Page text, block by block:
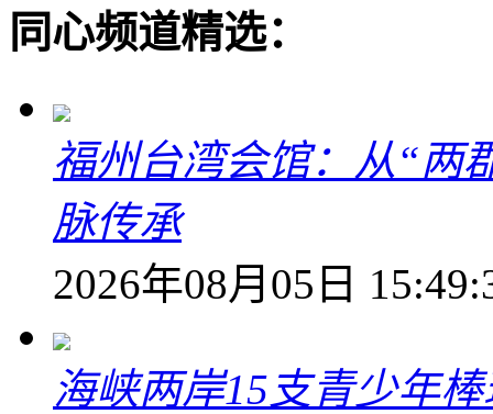
同心频道精选：
福州台湾会馆：从“两
脉传承
2026年08月05日
海峡两岸15支青少年